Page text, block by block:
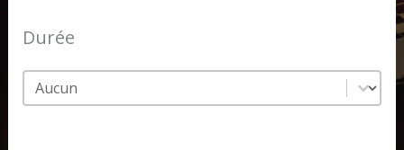
Durée
Durée
Durée